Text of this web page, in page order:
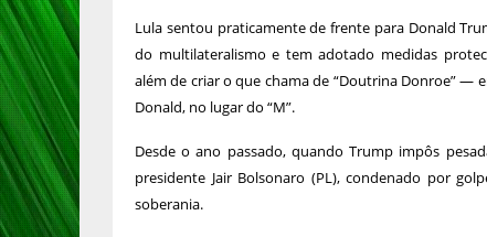
Lula sentou praticamente de frente para Donald
do multilateralismo e tem adotado medidas
além de criar o que chama de “Doutrina Donroe” —
Donald, no lugar do “M”.
Desde o ano passado, quando Trump impôs
presidente Jair Bolsonaro (PL), condenado por
soberania.